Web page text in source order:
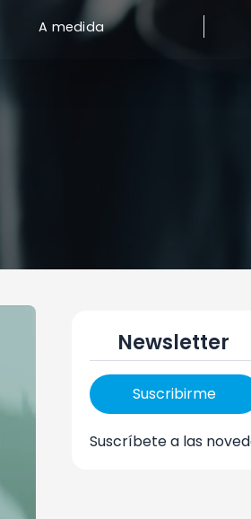
A medida
Newsletter
Suscribirme
Suscríbete a las